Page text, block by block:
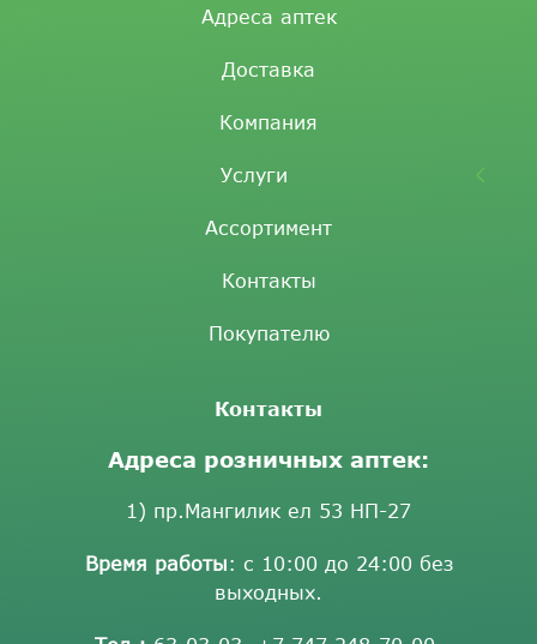
Адреса аптек
Доставка
Компания
Услуги
Ассортимент
Контакты
Покупателю
Контакты
Адреса розничных аптек:
1) пр.Мангилик ел 53 НП-27
Время работы: с 10:00 до 24:00 без
выходных.